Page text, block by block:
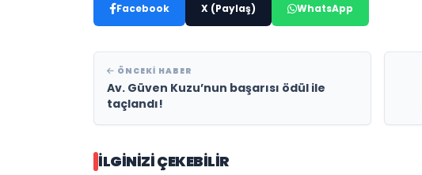
Facebook X (Paylaş) WhatsApp
ÖNCEKI HABER
Av. Güven Kuzu’nun başarısı ödül ile
taçlandı!
İLGINIZI ÇEKEBILIR